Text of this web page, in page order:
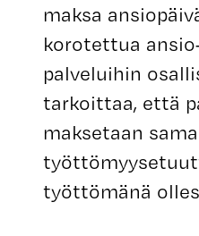
maksa
korotettua
palveluihin
tarkoittaa, että
maksetaan
työttömänä